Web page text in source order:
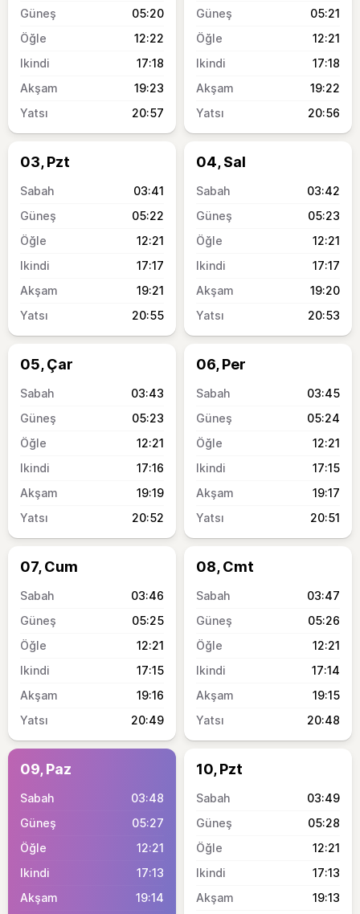
05:20
12:22
17:18
19:23
20:57
05:21
12:21
17:18
19:22
20:56
03, Pzt
03:41
05:22
12:21
17:17
19:21
20:55
04, Sal
03:42
05:23
12:21
17:17
19:20
20:53
05, Çar
03:43
05:23
12:21
17:16
19:19
20:52
06, Per
03:45
05:24
12:21
17:15
19:17
20:51
07, Cum
03:46
05:25
12:21
17:15
19:16
20:49
08, Cmt
03:47
05:26
12:21
17:14
19:15
20:48
09, Paz
03:48
05:27
12:21
17:13
19:14
10, Pzt
03:49
05:28
12:21
17:13
19:13